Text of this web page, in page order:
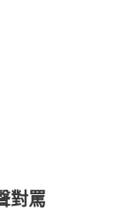
對罵